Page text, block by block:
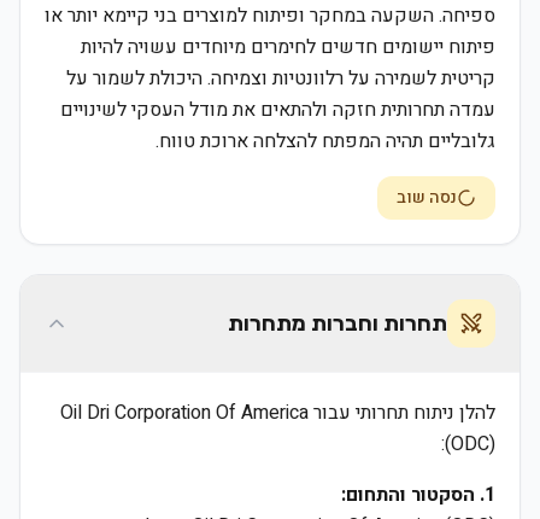
ספיחה. השקעה במחקר ופיתוח למוצרים בני קיימא יותר או
פיתוח יישומים חדשים לחימרים מיוחדים עשויה להיות
קריטית לשמירה על רלוונטיות וצמיחה. היכולת לשמור על
עמדה תחרותית חזקה ולהתאים את מודל העסקי לשינויים
גלובליים תהיה המפתח להצלחה ארוכת טווח.
נסה שוב
תחרות וחברות מתחרות
להלן ניתוח תחרותי עבור Oil Dri Corporation Of America
(ODC):
1. הסקטור והתחום: